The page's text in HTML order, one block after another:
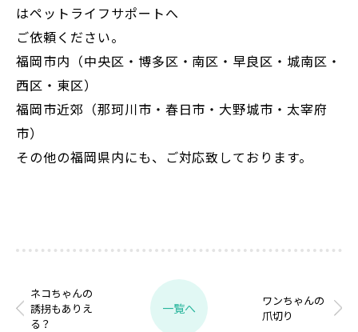
はペットライフサポートへ
ご依頼ください。
福岡市内（中央区・博多区・南区・早良区・城南区・
西区・東区）
福岡市近郊（那珂川市・春日市・大野城市・太宰府
市）
その他の福岡県内にも、ご対応致しております。
ネコちゃんの
誘拐もありえ
る？
一覧へ
ワンちゃんの
爪切り